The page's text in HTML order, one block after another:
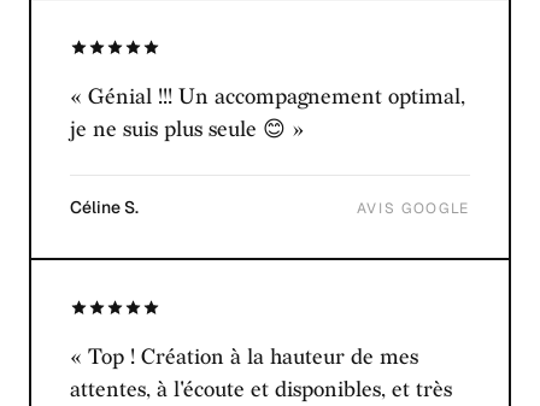
« Génial !!! Un accompagnement optimal,
je ne suis plus seule 😊 »
Céline S. AVIS GOOGLE
« Top ! Création à la hauteur de mes
attentes, à l'écoute et disponibles, et très